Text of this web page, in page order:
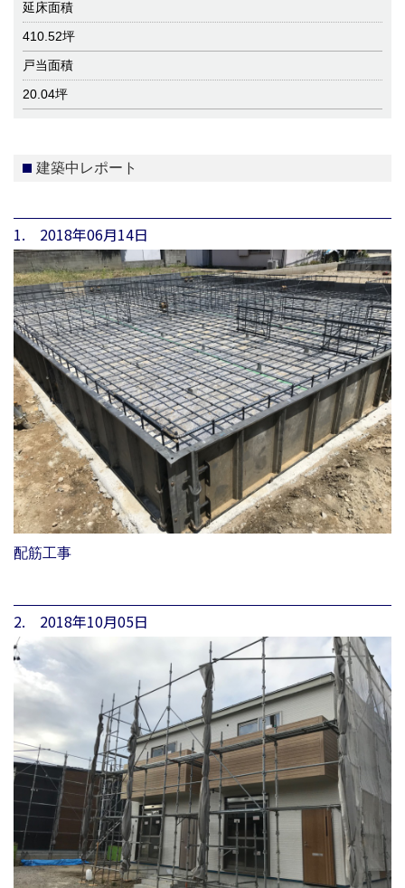
延床面積
410.52坪
戸当面積
20.04坪
建築中レポート
1. 2018年06月14日
配筋工事
2. 2018年10月05日